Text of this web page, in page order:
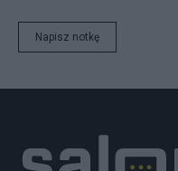
Napisz notkę